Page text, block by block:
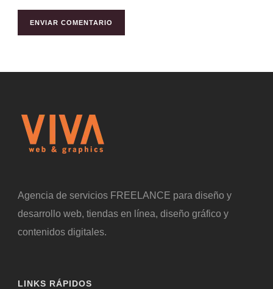
Agencia de servicios FREELANCE para diseño y
desarrollo web, tiendas en línea, diseño gráfico y
contenidos digitales.
LINKS RÁPIDOS